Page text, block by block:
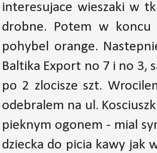
interesujace wieszaki w
drobne. Potem w
pohybel orange.
Baltika Export no 7 i no 3,
po 2 zlocisze szt.
odebralem na ul.
pieknym ogonem - mial
dziecka do picia kawy jak